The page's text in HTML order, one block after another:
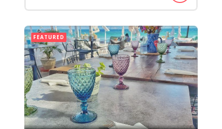
FEATURED